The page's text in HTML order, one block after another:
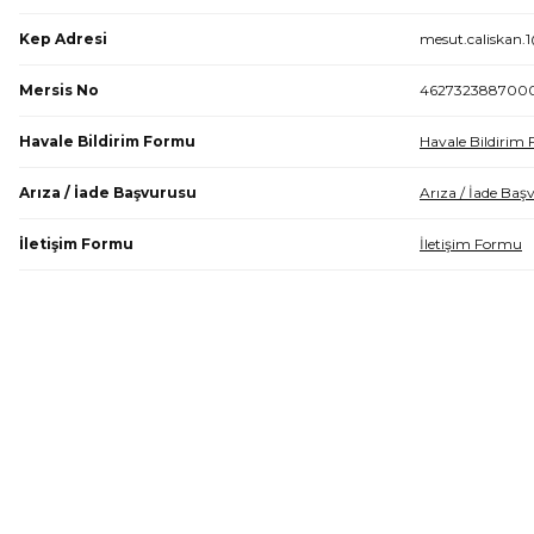
Kep Adresi
Mersis No
Havale Bildirim Formu Havale Bildirim
Arıza / İade Başvurusu Arıza / İade
İletişim Formu İletişim Formu